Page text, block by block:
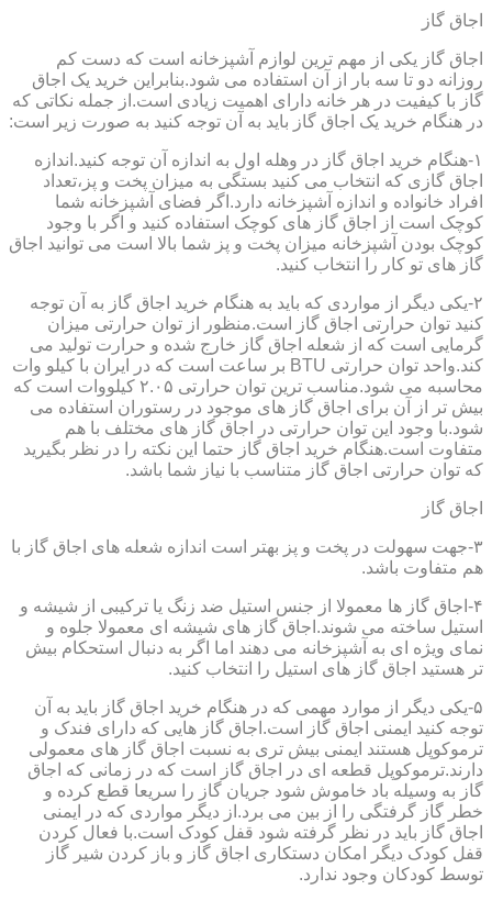
اجاق گاز
اجاق گاز یکی از مهم ترین لوازم آشپزخانه است که دست کم
روزانه دو تا سه بار از آن استفاده می شود.بنابراین خرید یک اجاق
گاز با کیفیت در هر خانه دارای اهمیت زیادی است.از جمله نکاتی که
در هنگام خرید یک اجاق گاز باید به آن توجه کنید به صورت زیر است:
۱-هنگام خرید اجاق گاز در وهله اول به اندازه آن توجه کنید.اندازه
اجاق گازی که انتخاب می کنید بستگی به میزان پخت و پز،تعداد
افراد خانواده و اندازه آشپزخانه دارد.اگر فضای آشپزخانه شما
کوچک است از اجاق گاز های کوچک استفاده کنید و اگر با وجود
کوچک بودن آشپزخانه میزان پخت و پز شما بالا است می توانید اجاق
گاز های تو کار را انتخاب کنید.
۲-یکی دیگر از مواردی که باید به هنگام خرید اجاق گاز به آن توجه
کنید توان حرارتی اجاق گاز است.منظور از توان حرارتی میزان
گرمایی است که از شعله اجاق گاز خارج شده و حرارت تولید می
کند.واحد توان حرارتی BTU بر ساعت است که در ایران با کیلو وات
محاسبه می شود.مناسب ترین توان حرارتی ۲.۰۵ کیلووات است که
بیش تر از آن برای اجاق گاز های موجود در رستوران استفاده می
شود.با وجود این توان حرارتی در اجاق گاز های مختلف با هم
متفاوت است.هنگام خرید اجاق گاز حتما این نکته را در نظر بگیرید
که توان حرارتی اجاق گاز متناسب با نیاز شما باشد.
اجاق گاز
۳-جهت سهولت در پخت و پز بهتر است اندازه شعله های اجاق گاز با
هم متفاوت باشد.
۴-اجاق گاز ها معمولا از جنس استیل ضد زنگ یا ترکیبی از شیشه و
استیل ساخته می شوند.اجاق گاز های شیشه ای معمولا جلوه و
نمای ویژه ای به آشپزخانه می دهند اما اگر به دنبال استحکام بیش
تر هستید اجاق گاز های استیل را انتخاب کنید.
۵-یکی دیگر از موارد مهمی که در هنگام خرید اجاق گاز باید به آن
توجه کنید ایمنی اجاق گاز است.اجاق گاز هایی که دارای فندک و
ترموکوپل هستند ایمنی بیش تری به نسبت اجاق گاز های معمولی
دارند.ترموکوپل قطعه ای در اجاق گاز است که در زمانی که اجاق
گاز به وسیله باد خاموش شود جریان گاز را سریعا قطع کرده و
خطر گاز گرفتگی را از بین می برد.از دیگر مواردی که در ایمنی
اجاق گاز باید در نظر گرفته شود قفل کودک است.با فعال کردن
قفل کودک دیگر امکان دستکاری اجاق گاز و باز کردن شیر گاز
توسط کودکان وجود ندارد.